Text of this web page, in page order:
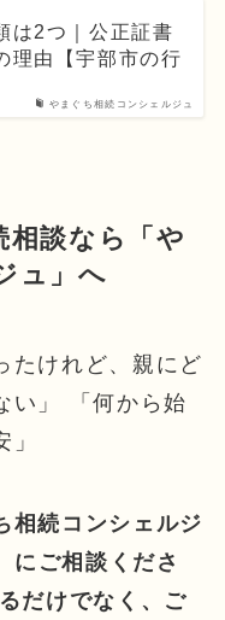
やまぐち相続コンシェルジュ
は2つ｜公正証書
理由【宇部市の行
相談なら「や
ュ」へ
たけれど、親にど
い」 「何から始
相続コンシェルジ
にご相談くださ
だけでなく、ご